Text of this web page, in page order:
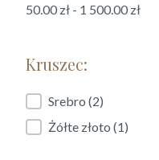
50.00 zł - 1 500.00 zł
Kruszec:
Kruszec:
Srebro (2)
Żółte złoto (1)